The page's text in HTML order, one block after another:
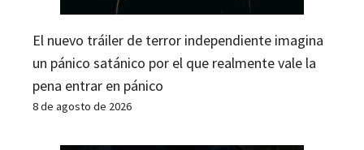
El nuevo tráiler de terror independiente imagina
un pánico satánico por el que realmente vale la
pena entrar en pánico
8 de agosto de 2026